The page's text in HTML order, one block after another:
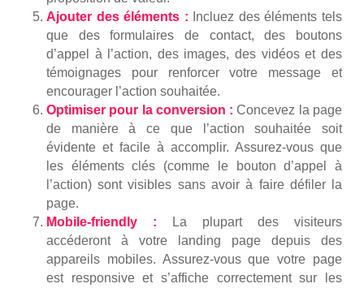
Ajouter des éléments : Incluez des éléments tels
que des formulaires de contact, des boutons
d’appel à l’action, des images, des vidéos et des
témoignages pour renforcer votre message et
encourager l’action souhaitée.
Optimiser pour la conversion : Concevez la page
de manière à ce que l’action souhaitée soit
évidente et facile à accomplir. Assurez-vous que
les éléments clés (comme le bouton d’appel à
l’action) sont visibles sans avoir à faire défiler la
page.
Mobile-friendly : La plupart des visiteurs
accéderont à votre landing page depuis des
appareils mobiles. Assurez-vous que votre page
est responsive et s’affiche correctement sur les